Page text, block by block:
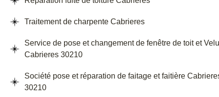
Traitement de charpente Cabrieres
Service de pose et changement de fenêtre de toit et
Cabrieres 30210
Société pose et réparation de faitage et faitière
30210